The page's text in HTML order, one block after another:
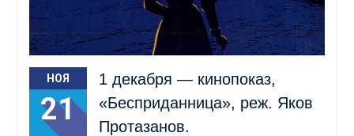
НОЯ
21
1 декабря — кинопоказ,
«Бесприданница», реж. Яков
Протазанов.